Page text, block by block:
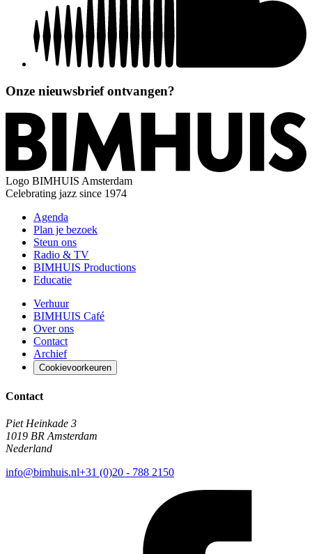
Onze nieuwsbrief ontvangen?
Logo BIMHUIS Amsterdam
Celebrating jazz since 1974
Agenda
Plan je bezoek
Steun ons
Radio & TV
BIMHUIS Productions
Educatie
Verhuur
BIMHUIS Café
Over ons
Contact
Archief
Cookievoorkeuren
Contact
Piet Heinkade 3
1019 BR Amsterdam
Nederland
info@bimhuis.nl+31 (0)20 - 788 2150